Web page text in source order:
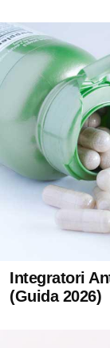
Integratori
(Guida 2026)